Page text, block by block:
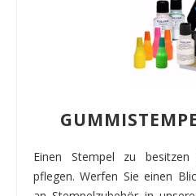
Einen Stempel zu
pflegen. Werfen Sie einen